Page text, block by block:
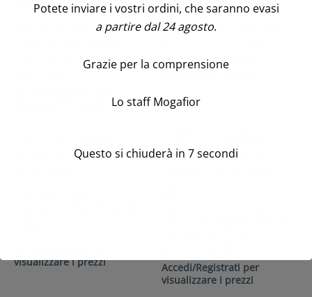
SET 10 PZ. SCATOLA JANE
12X12 H12,5 corallo (Cod.
Accedi/Registrati per
visualizzare i prezzi
SET 10 PZ. BORSA
EVIDENCE WINTER 12X12
Accedi/Registrati per
visualizzare i prezzi
visualizzare i prezzi
Potete inviare i vostri ordini, che saranno evasi
a partire dal 24 agosto.
Grazie per la comprensione
Lo staff Mogafior
Questo si chiuderà in 7secondi